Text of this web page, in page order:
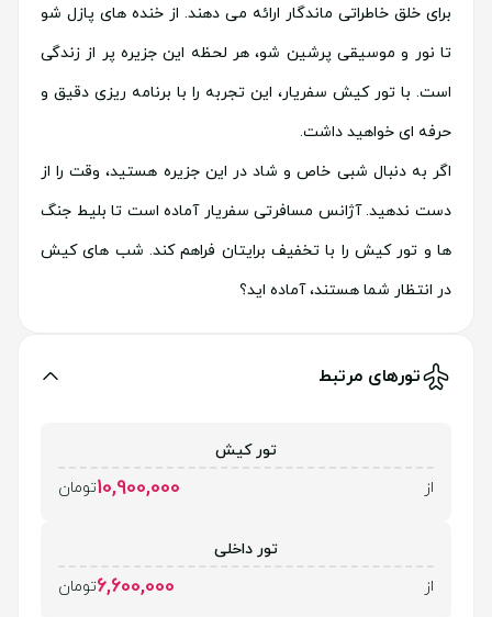
برای خلق خاطراتی ماندگار ارائه می دهند. از خنده های پازل شو
تا نور و موسیقی پرشین شو، هر لحظه این جزیره پر از زندگی
است. با تور کیش سفریار، این تجربه را با برنامه ریزی دقیق و
حرفه ای خواهید داشت.
اگر به دنبال شبی خاص و شاد در این جزیره هستید، وقت را از
دست ندهید. آژانس مسافرتی سفریار آماده است تا بلیط جنگ
ها و تور کیش را با تخفیف برایتان فراهم کند. شب های کیش
در انتظار شما هستند، آماده اید؟
تورهای مرتبط
تور کیش
از
10,900,000تومان
تور داخلی
از
6,600,000تومان